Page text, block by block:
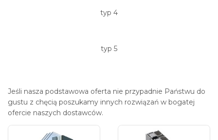
typ 4
typ 5
Jeśli nasza podstawowa oferta nie przypadnie Państwu do
gustu z chęcią poszukamy innych rozwiązań w bogatej
ofercie naszych dostawców.